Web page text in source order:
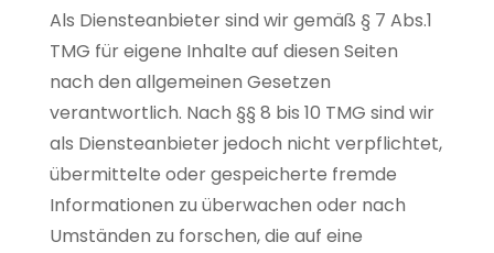
Als Diensteanbieter sind wir gemäß § 7 Abs.1
TMG für eigene Inhalte auf diesen Seiten
nach den allgemeinen Gesetzen
verantwortlich. Nach §§ 8 bis 10 TMG sind wir
als Diensteanbieter jedoch nicht verpflichtet,
übermittelte oder gespeicherte fremde
Informationen zu überwachen oder nach
Umständen zu forschen, die auf eine